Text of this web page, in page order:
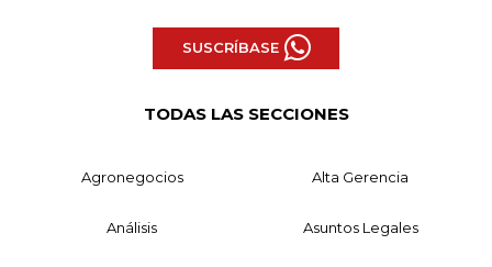
SUSCRÍBASE
TODAS LAS SECCIONES
Agronegocios Alta Gerencia
Análisis Asuntos Legales